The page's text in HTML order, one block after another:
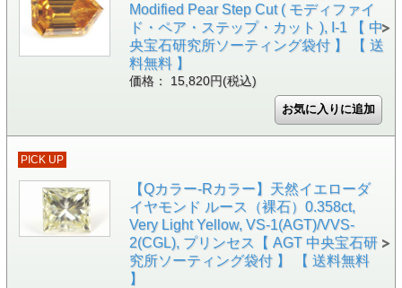
Modified Pear Step Cut ( モディファイ
ド・ペア・ステップ・カット ), I-1 【 中
央宝石研究所ソーティング袋付 】 【 送
料無料 】
価格： 15,820円(税込)
PICK UP
【Qカラー-Rカラー】天然イエローダ
イヤモンド ルース（裸石）0.358ct,
Very Light Yellow, VS-1(AGT)/VVS-
2(CGL), プリンセス【 AGT 中央宝石研
究所ソーティング袋付 】 【 送料無料
】